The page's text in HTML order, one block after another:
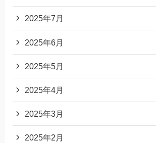
2025年7月
2025年6月
2025年5月
2025年4月
2025年3月
2025年2月